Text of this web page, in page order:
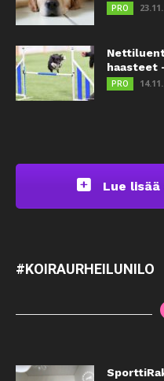
PRO
haasteet
PRO
Lue
#KOIRAURHEILUNILO